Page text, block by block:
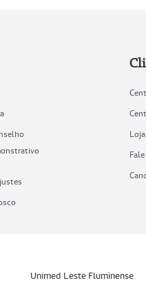
Unimed Leste Fluminense